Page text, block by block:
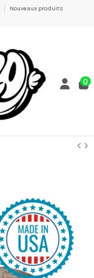
Nouveaux produits
0